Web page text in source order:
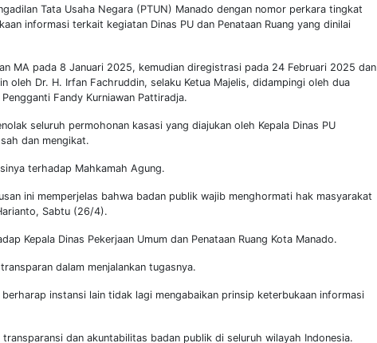
Tata Usaha Negara (PTUN) Manado dengan nomor perkara tingkat
informasi terkait kegiatan Dinas PU dan Penataan Ruang yang dinilai
MA pada 8 Januari 2025, kemudian diregistrasi pada 24 Februari 2025 dan
Dr. H. Irfan Fachruddin, selaku Ketua Majelis, didampingi oleh dua
Fandy Kurniawan Pattiradja.
seluruh permohonan kasasi yang diajukan oleh Kepala Dinas PU
dan mengikat.
terhadap Mahkamah Agung.
ini memperjelas bahwa badan publik wajib menghormati hak masyarakat
Sabtu (26/4).
Kepala Dinas Pekerjaan Umum dan Penataan Ruang Kota Manado.
dalam menjalankan tugasnya.
instansi lain tidak lagi mengabaikan prinsip keterbukaan informasi
dan akuntabilitas badan publik di seluruh wilayah Indonesia.